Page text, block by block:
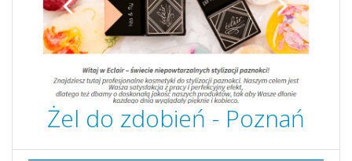
Żel do zdobień - Poznań